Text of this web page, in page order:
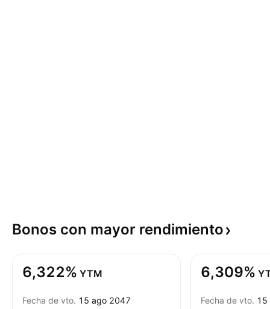
Bonos con mayor rendimiento
6,322% YTM
Fecha de vto. 15 ago 2047
6,309%
Fecha de vto. 15